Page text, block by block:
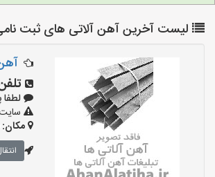
لیست آخرین آهن آلاتی های ثبت
لطفا
مکان: